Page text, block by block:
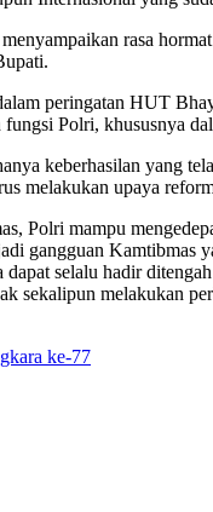
rasa
peringatan HUT
Polri, khususnya
keberhasilan yang
melakukan upaya
Polri mampu
gangguan Kamtibmas
selalu hadir
sekalipun melakukan
ke-77